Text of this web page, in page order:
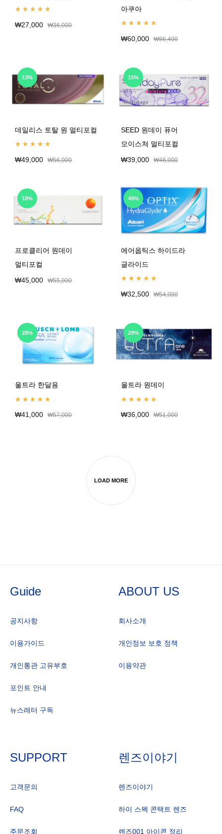
₩27,000 ₩36,000
아쿠아
₩60,000 ₩86,400
13%
데일리스 토탈 원 멀티포컬
₩49,000 ₩56,000
15%
SEED 원데이 퓨어
모이스쳐 멀티포컬
₩39,000 ₩46,000
18%
프로클리어 원데이
멀티포컬
₩45,000 ₩55,000
40%
에어옵틱스 하이드라
글라이드
₩32,500 ₩54,000
28%
울트라 한달용
₩41,000 ₩57,000
29%
울트라 원데이
₩36,000 ₩51,000
LOAD MORE
Guide
공지사항
이용가이드
개인통관 고유부호
포인트 안내
뉴스레터 구독
ABOUT US
회사소개
개인정보 보호 정책
이용약관
SUPPORT
고객문의
FAQ
주문조회
렌즈이야기
렌즈이야기
하이 스펙 콘택트 렌즈
렌즈001 아이콘 정리